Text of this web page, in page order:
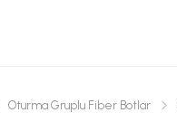
Oturma Gruplu Fiber Botlar